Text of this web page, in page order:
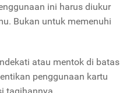
ini harus diukur
Bukan untuk memenuhi
atau mentok di batas
penggunaan kartu
tagihannya.